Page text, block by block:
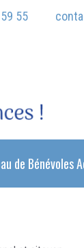
55
de Bénévoles